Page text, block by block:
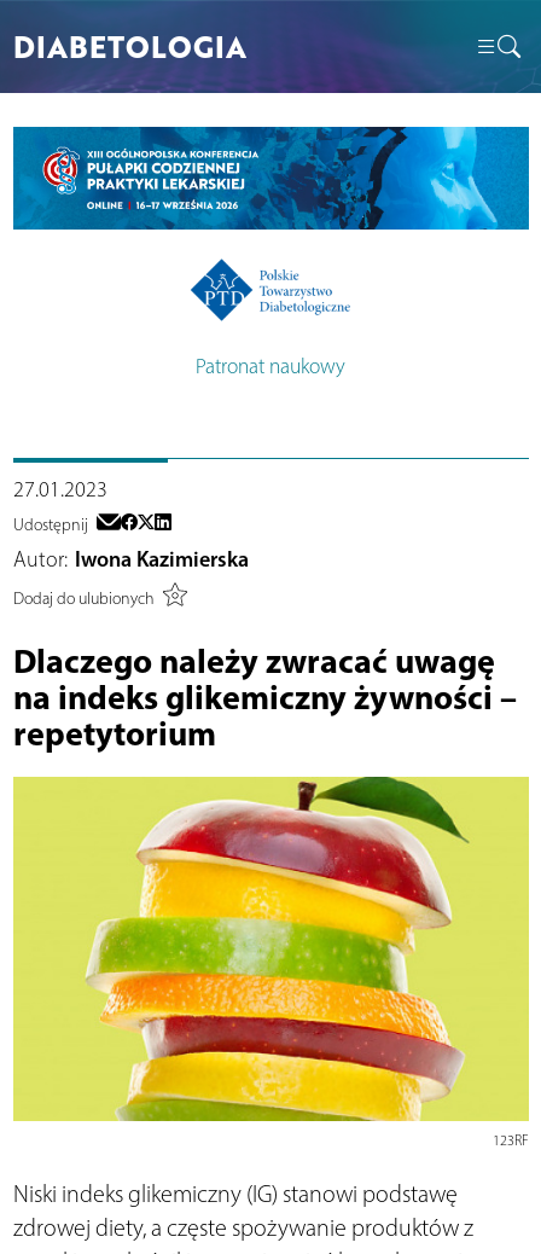
DIABETOLOGIA
Patronat naukowy
27.01.2023
Udostępnij
Autor: Iwona Kazimierska
Dodaj do ulubionych
Dlaczego należy zwracać uwagę
na indeks glikemiczny żywności –
repetytorium
123RF
Niski indeks glikemiczny (IG) stanowi podstawę
zdrowej diety, a częste spożywanie produktów z